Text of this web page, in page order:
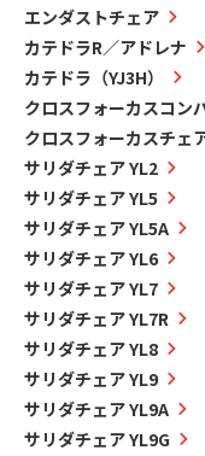
エンダストチェア
カテドラR／アドレナ
カテドラ（YJ3H）
クロスフォーカスコン
クロスフォーカスチェ
サリダチェア YL2
サリダチェア YL5
サリダチェア YL5A
サリダチェア YL6
サリダチェア YL7
サリダチェア YL7R
サリダチェア YL8
サリダチェア YL9
サリダチェア YL9A
サリダチェア YL9G